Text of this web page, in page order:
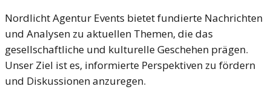
Nordlicht Agentur Events bietet fundierte Nachrichten
und Analysen zu aktuellen Themen, die das
gesellschaftliche und kulturelle Geschehen prägen.
Unser Ziel ist es, informierte Perspektiven zu fördern
und Diskussionen anzuregen.